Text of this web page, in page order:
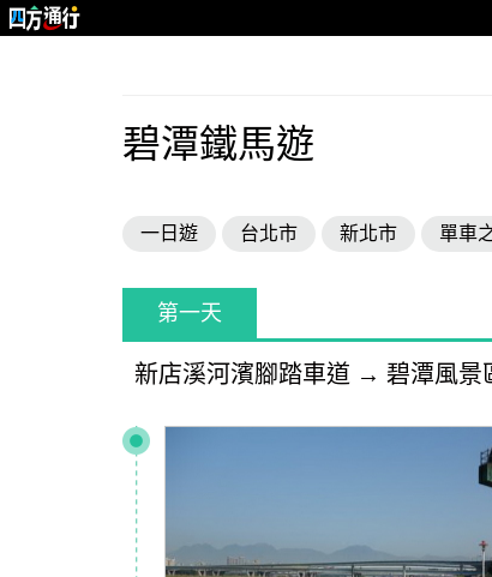
碧潭鐵馬遊
一日遊 台北市 新北市 單車
第一天
新店溪河濱腳踏車道 → 碧潭風景